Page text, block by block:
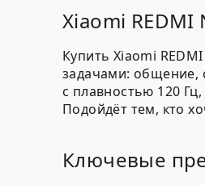
Xiaomi
Купить Xiaomi
задачами: общение,
с плавностью 120
Подойдёт тем, кто
Ключевые